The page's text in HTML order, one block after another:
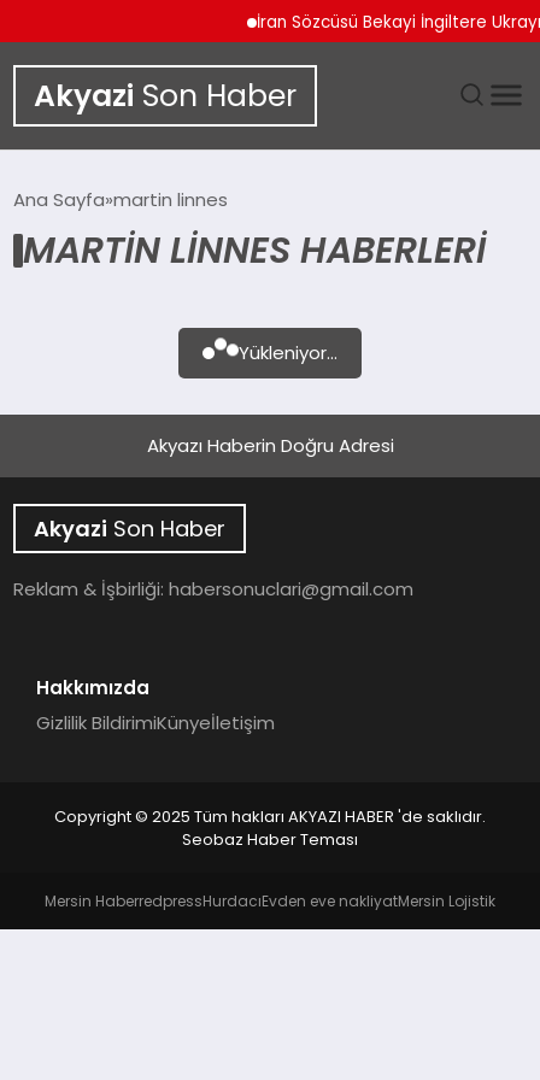
İran Sözcüsü Bekayi İngiltere
Akyazi Son Haber
SIYASET
YAŞAM
Ana Sayfa martin linnes
MARTIN LINNES HABERLERI
Yükleniyor...
Akyazı Haberin Doğru Adresi
Akyazi Son Haber
Reklam & İşbirliği:habersonuclari@gmail.com
Hakkımızda
Gizlilik BildirimiKünyeİletişim
Copyright © 2025 Tüm hakları AKYAZI HABER 'de saklıdır.
Seobaz Haber Teması
Mersin HaberredpressHurdacıEvden eve nakliyatMersin Lojistik